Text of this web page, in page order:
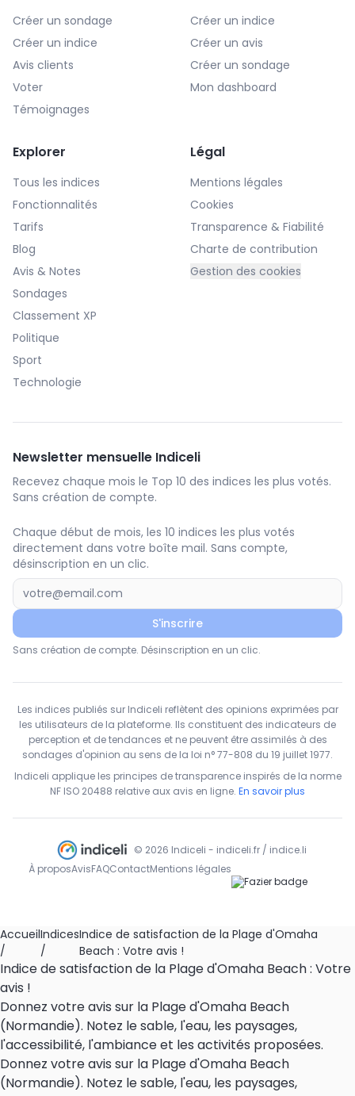
Créer un sondage
Créer un indice
Avis clients
Voter
Témoignages
Créer un indice
Créer un avis
Créer un sondage
Mon dashboard
Explorer
Tous les indices
Fonctionnalités
Tarifs
Blog
Avis & Notes
Sondages
Classement XP
Politique
Sport
Technologie
Légal
Mentions légales
Cookies
Transparence & Fiabilité
Charte de contribution
Gestion des cookies
Newsletter mensuelle Indiceli
Recevez chaque mois le Top 10 des indices les plus votés.
Sans création de compte.
Chaque début de mois, les 10 indices les plus votés
directement dans votre boîte mail. Sans compte,
désinscription en un clic.
S'inscrire
Sans création de compte. Désinscription en un clic.
Les indices publiés sur Indiceli reflètent des opinions exprimées par
les utilisateurs de la plateforme. Ils constituent des indicateurs de
perception et de tendances et ne peuvent être assimilés à des
sondages d'opinion au sens de la loi n° 77-808 du 19 juillet 1977.
Indiceli applique les principes de transparence inspirés de la norme
NF ISO 20488 relative aux avis en ligne. En savoir plus
© 2026 Indiceli - indiceli.fr / indice.li
À proposAvisFAQContactMentions légales
Accueil
/
Indices
/
Indice de satisfaction de la Plage d'Omaha
Beach : Votre avis !
Indice de satisfaction de la Plage d'Omaha Beach : Votre
avis !
Donnez votre avis sur la Plage d'Omaha Beach
(Normandie). Notez le sable, l'eau, les paysages,
l'accessibilité, l'ambiance et les activités proposées.
Donnez votre avis sur la Plage d'Omaha Beach
(Normandie). Notez le sable, l'eau, les paysages,